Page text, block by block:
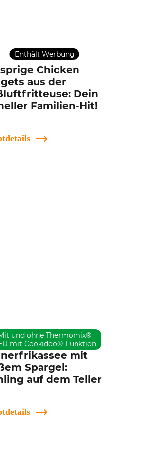
Enthält Werbung
Chicken
aus der
Dein
Familien-Hit!
und ohne Thermomix®
mit Cookidoo®-Funktion
mit
Spargel:
auf dem Teller